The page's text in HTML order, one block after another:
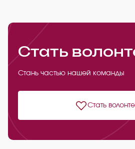
Стать
Стань частью нашей команды
Стать